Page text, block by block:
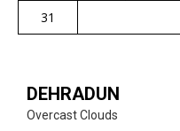
31
DEHRADUN
Overcast Clouds